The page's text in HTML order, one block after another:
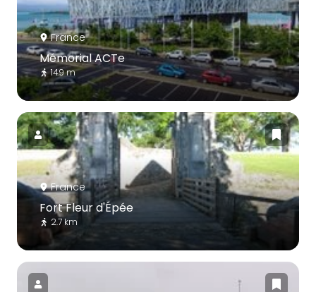
France
Mémorial ACTe
149 m
France
Fort Fleur d'Épée
2.7 km